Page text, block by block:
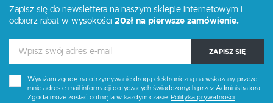
Zapisz się do newslettera na naszym sklepie internetowym i
odbierz rabat w wysokości 20zł na pierwsze zamówienie.
ZAPISZ SIĘ
Wyrażam zgodę na otrzymywanie drogą elektroniczną na wskazany przeze
mnie adres e-mail informacji dotyczących świadczonych przez Administratora.
Zgoda może zostać cofnięta w każdym czasie. Polityka prywatności